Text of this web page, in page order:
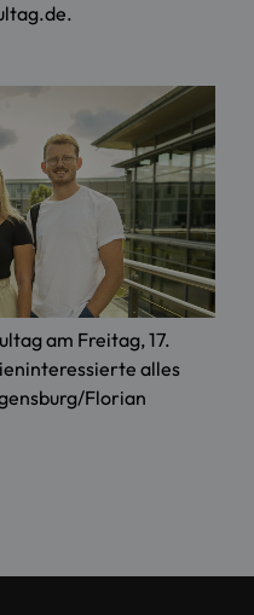
am Freitag, 17.
alles
Florian